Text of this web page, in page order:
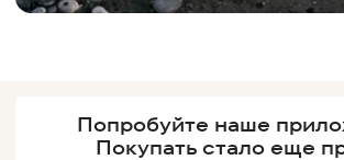
Попробуйте наше
Покупатьстало еще